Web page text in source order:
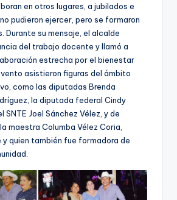
en otros lugares, a jubilados e
pudieron ejercer, pero se formaron
Durante su mensaje, el alcalde
del trabajo docente y llamó a
estrecha por el bienestar
asistieron figuras del ámbito
como las diputadas Brenda
la diputada federal Cindy
SNTE Joel Sánchez Vélez, y de
maestra Columba Vélez Coria,
y quien también fue formadora de